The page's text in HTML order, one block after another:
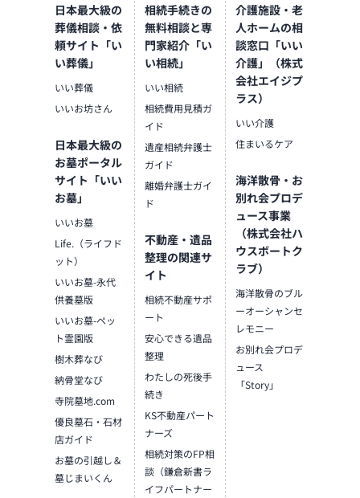
日本最大級の
葬儀相談・依
頼サイト「い
い葬儀」
いい葬儀
いいお坊さん
日本最大級の
お墓ポータル
サイト「いい
お墓」
いいお墓
Life.（ライフド
ット）
いいお墓-永代
供養墓版
いいお墓-ペッ
ト霊園版
樹木葬なび
納骨堂なび
寺院墓地.com
優良墓石・石材
店ガイド
お墓の引越し＆
墓じまいくん
相続手続きの
無料相談と専
門家紹介「い
い相続」
いい相続
相続費用見積ガ
イド
遺産相続弁護士
ガイド
離婚弁護士ガイ
ド
不動産・遺品
整理の関連サ
イト
相続不動産サポ
ート
安心できる遺品
整理
わたしの死後手
続き
KS不動産パート
ナーズ
相続対策のFP相
談（鎌倉新書ラ
イフパートナー
介護施設・老
人ホームの相
談窓口「いい
介護」（株式
会社エイジプ
ラス）
いい介護
住まいるケア
海洋散骨・お
別れ会プロデ
ュース事業
（株式会社ハ
ウスボートク
ラブ）
海洋散骨のブル
ーオーシャンセ
レモニー
お別れ会プロデ
ュース
「Story」